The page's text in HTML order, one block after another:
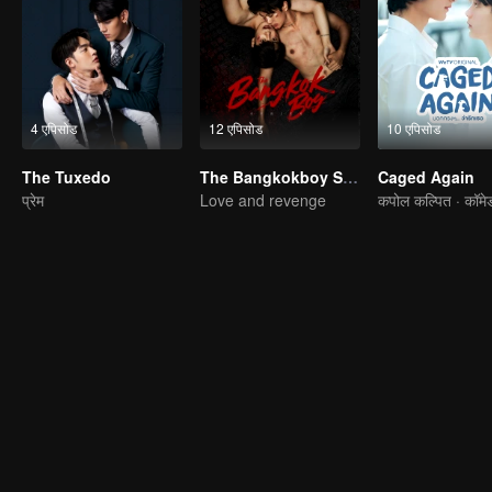
4 एपिसोड
The Tuxedo
प्रेम
12 एपिसोड
The Bangkokboy Series (Uncut Ver.)
Love and revenge
10 एपिसोड
Caged Again
कपोल कल्पित ·